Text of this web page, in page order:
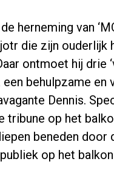
herneming van
die zijn ouderlijk
ontmoet hij drie
behulpzame en
Dennis.
tribune op het
beneden door
op het